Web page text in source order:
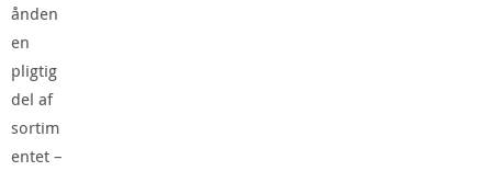
ånden
en
pligtig
del af
sortim
entet –